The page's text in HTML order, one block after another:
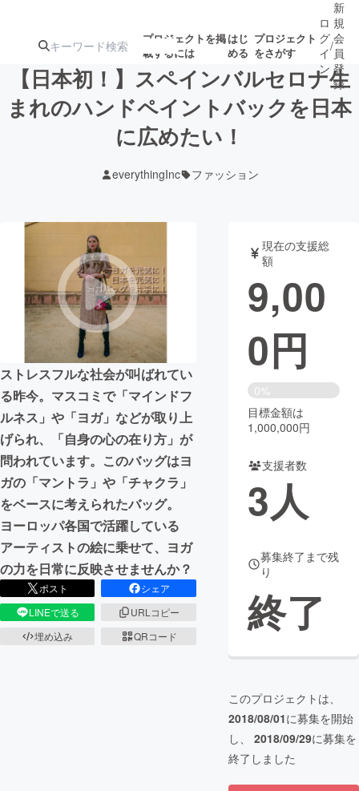
プロジェクトを掲
載するには
はじ
める
プロジェクト
をさがす
注目の新着プロ募集終了が近いプ
テクノロジー・ガジェット
映像・映画 書籍・雑誌
ビジネス・起業 チャレンジ
まちづくり・地域活性化
CAMPFIRE for Social Good
CAMPFIRE Creation
CAMPFIREふるさと納税machi-ya コミュニティ
ロ
グ
イ
ン
/
新
規
会
員
登
録
【日本初！】スペインバルセロナ生
まれのハンドペイントバックを日本
に広めたい！
everythingInc ファッション
ストレスフルな社会が叫ばれてい
る昨今。マスコミで「マインドフ
ルネス」や「ヨガ」などが取り上
げられ、「自身の心の在り方」が
問われています。このバッグはヨ
ガの「マントラ」や「チャクラ」
をベースに考えられたバッグ。
ヨーロッパ各国で活躍している
アーティストの絵に乗せて、ヨガ
の力を日常に反映させませんか？
ポスト
シェア
LINEで送る
URLコピー
埋め込み
QRコード
現在の支援総
額
9,00
0円
0%
目標金額は
1,000,000円
支援者数
3人
募集終了まで残
り
終了
このプロジェクトは、
2018/08/01に募集を開始
し、 2018/09/29に募集を
終了しました